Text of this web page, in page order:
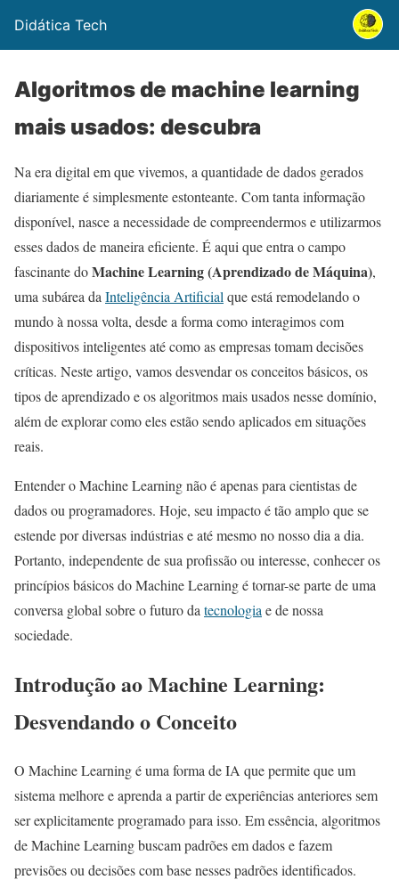
Didática Tech
Algoritmos de machine learning
mais usados: descubra
Na era digital em que vivemos, a quantidade de dados gerados
diariamente é simplesmente estonteante. Com tanta informação
disponível, nasce a necessidade de compreendermos e utilizarmos
esses dados de maneira eficiente. É aqui que entra o campo
fascinante doMachine Learning (Aprendizado de Máquina),
uma subárea da Inteligência Artificial que está remodelando o
mundo à nossa volta, desde a forma como interagimos com
dispositivos inteligentes até como as empresas tomam decisões
críticas. Neste artigo, vamos desvendar os conceitos básicos, os
tipos de aprendizado e os algoritmos mais usados nesse domínio,
além de explorar como eles estão sendo aplicados em situações
reais.
Entender o Machine Learning não é apenas para cientistas de
dados ou programadores. Hoje, seu impacto é tão amplo que se
estende por diversas indústrias e até mesmo no nosso dia a dia.
Portanto, independente de sua profissão ou interesse, conhecer os
princípios básicos do Machine Learning é tornar-se parte de uma
conversa global sobre o futuro da tecnologia e de nossa
sociedade.
Introdução ao Machine Learning:
Desvendando o Conceito
O Machine Learning é uma forma de IA que permite que um
sistema melhore e aprenda a partir de experiências anteriores sem
ser explicitamente programado para isso. Em essência, algoritmos
de Machine Learning buscam padrões em dados e fazem
previsões ou decisões com base nesses padrões identificados.